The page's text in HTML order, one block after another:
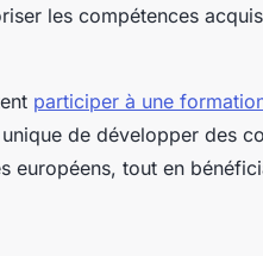
les compétences
participer à une
de développer des
européens, tout en